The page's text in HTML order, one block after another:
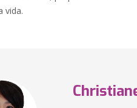
vida.